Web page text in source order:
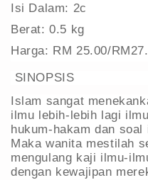
Isi Dalam: 2c
Berat: 0.5 kg
Harga: RM 25.00/
SINOPSIS
Islam sangat
ilmu lebih-lebih lagi
hukum-hakam dan
Maka wanita mestilah
mengulang kaji ilmu-
dengan kewajipan